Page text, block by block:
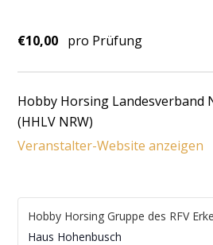
€10,00 pro Prüfung
Hobby Horsing Landesverband
(HHLV NRW)
Veranstalter-Website anzeigen
Hobby Horsing Gruppe des RFV
Haus Hohenbusch